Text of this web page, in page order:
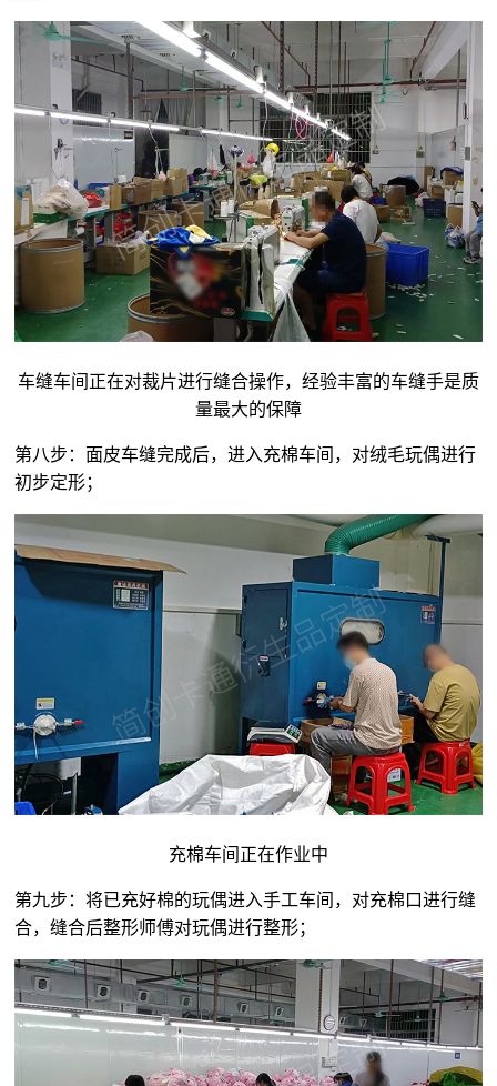
车缝车间正在对裁片进行缝合操作，经验丰富的车缝手是质
量最大的保障
第八步：面皮车缝完成后，进入充棉车间，对绒毛玩偶进行
初步定形；
充棉车间正在作业中
第九步：将已充好棉的玩偶进入手工车间，对充棉口进行缝
合，缝合后整形师傅对玩偶进行整形；